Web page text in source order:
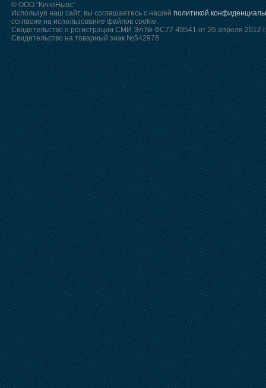
© ООО "КиноНьюс"
Используя наш сайт, вы соглашаетесь с нашей политикой
согласие на использование файлов cookie.
Свидетельство о регистрации СМИ Эл № ФС77-49541 от 26 апреля 2012 г.
Свидетельство на товарный знак №542978